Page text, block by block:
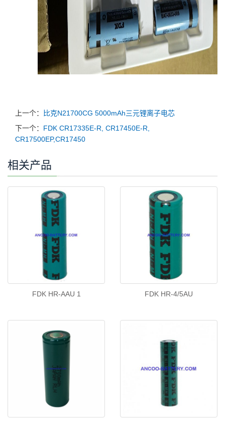
上一个：
比克N21700CG 5000mAh三元锂离子电芯
下一个： FDK CR17335E-R, CR17450E-R,
CR17500EP,CR17450
相关产品
FDK HR-AAU 1 FDK HR-4/5AU